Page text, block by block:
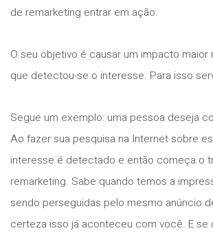
de remarketing entrar em ação.
O seu objetivo é causar um impacto maior
que detectou-se o interesse. Para isso
Segue um exemplo: uma pessoa deseja
Ao fazer sua pesquisa na Internet sobre
interesse é detectado e então começa o
remarketing. Sabe quando temos a
sendo perseguidas pelo mesmo anúncio
certeza isso já aconteceu com você. E se